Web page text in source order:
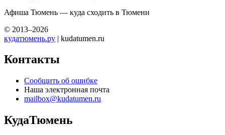
Афиша Тюмень — куда сходить в Тюмени
© 2013–2026
кудатюмень.ру | kudatumen.ru
Контакты
Сообщить об ошибке
Наша электронная почта
mailbox@kudatumen.ru
КудаТюмень